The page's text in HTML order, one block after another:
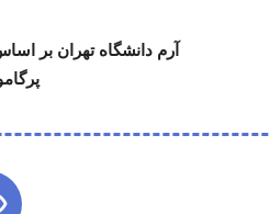
آرم دانشگاه تهران بر